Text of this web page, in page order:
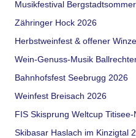
Musikfestival
Zähringer Hock 2026
Herbstweinfest & offener
Wein-Genuss-Musik
Bahnhofsfest Seebrugg 2026
Weinfest Breisach 2026
FIS Skisprung Weltcup
Skibasar Haslach im Kinzigtal